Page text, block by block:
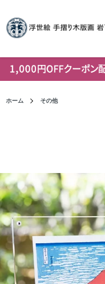
ホーム その他